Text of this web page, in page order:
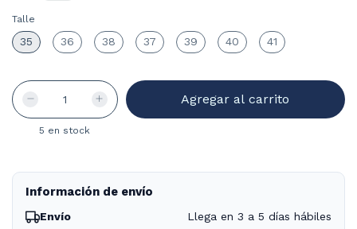
Talle
35 36 38 37 39 40 41
5 en stock
Información de envío
Envío
Llega en 3 a 5 días hábiles